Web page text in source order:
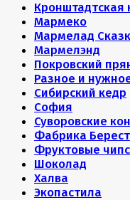
Кронштадтская
Мармеко
Мармелад
Мармелэнд
Покровский
Разное и
Сибирский кедр
София
Суворовские
Фабрика
Фруктовые
Шоколад
Халва
Экопастила